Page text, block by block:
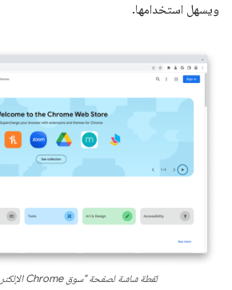
ويسهل استخدامها.
لقطة شاشة لصفحة "سوق Chrome الإلكتروني" الرئيسية